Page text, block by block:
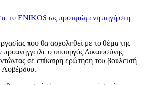
το ENIKOS ως προτιμώμενη πηγή στη
που θα ασχοληθεί με το θέμα της
προανήγγειλε ο υπουργός Δικαιοσύνης
σε επίκαιρη ερώτηση του βουλευτή